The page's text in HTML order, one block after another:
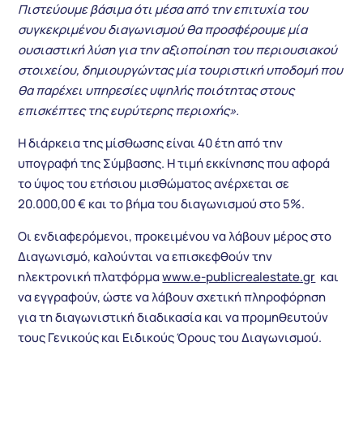
Πιστεύουμε βάσιμα ότι μέσα από την επιτυχία του
συγκεκριμένου διαγωνισμού θα προσφέρουμε μία
ουσιαστική λύση για την αξιοποίηση του περιουσιακού
στοιχείου, δημιουργώντας μία τουριστική υποδομή που
θα παρέχει υπηρεσίες υψηλής ποιότητας στους
επισκέπτες της ευρύτερης περιοχής».
Hδιάρκεια της μίσθωσης είναι 40 έτη από την
υπογραφή της Σύμβασης. Η τιμή εκκίνησης που αφορά
το ύψος του ετήσιου μισθώματος ανέρχεται σε
20.000,00 € και το βήμα του διαγωνισμού στο 5%.
Οι ενδιαφερόμενοι, προκειμένου να λάβουν μέρος στο
Διαγωνισμό, καλούνται να επισκεφθούν την
ηλεκτρονική πλατφόρμαwww.e-publicrealestate.gr και
να εγγραφούν, ώστε να λάβουν σχετική πληροφόρηση
για τη διαγωνιστική διαδικασία και να προμηθευτούν
τους Γενικούς και Ειδικούς Όρους του Διαγωνισμού.